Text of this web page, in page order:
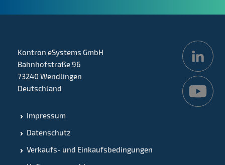
Kontron eSystems GmbH
Bahnhofstraße 96
73240 Wendlingen
Deutschland
Impressum
Datenschutz
Verkaufs- und Einkaufsbedingungen